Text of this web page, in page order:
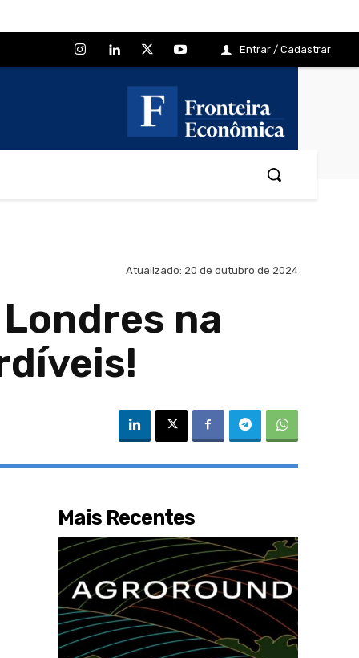
Entrar / Cadastrar
Atualizado: 20 de outubro de 2024
na
Mais Recentes